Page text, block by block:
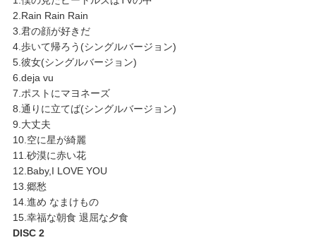
2.Rain Rain Rain
3.君の顔が好きだ
4.歩いて帰ろう(シングルバージョン)
5.彼女(シングルバージョン)
6.deja vu
7.ポストにマヨネーズ
8.通りに立てば(シングルバージョン)
9.大丈夫
10.空に星が綺麗
11.砂漠に赤い花
12.Baby,I LOVE YOU
13.郷愁
14.進め なまけもの
15.幸福な朝食 退屈な夕食
DISC 2